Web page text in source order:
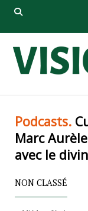
Podcasts.
Marc
avec le divin
NON CLASSÉ